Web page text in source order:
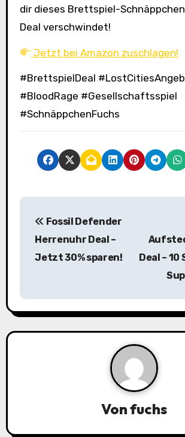
dir dieses Brettspiel-
Deal verschwindet!
Jetzt bei Amazon zuschlagen!
#BrettspielDeal
#BloodRage #Gesellschaftsspiel
#SchnäppchenFuchs
B
r
a
a
Fossil Defender
Herrenuhr Deal –
Jetzt 30% sparen!
Deal –
Vonfuchs